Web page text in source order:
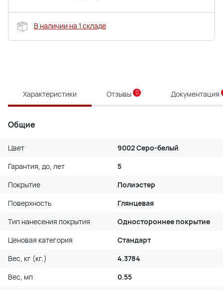
В наличии на 1 складе
Характеристики Отзывы 0 Документация
Общие
Цвет
9002 Серо-белый
Гарантия, до, лет
5
Покрытие
Полиэстер
Поверхность
Глянцевая
Тип нанесения покрытия
Одностороннее покрытие
Ценовая категория
Стандарт
Вес, кг (кг.)
4.3784
Вес, мп
0.55